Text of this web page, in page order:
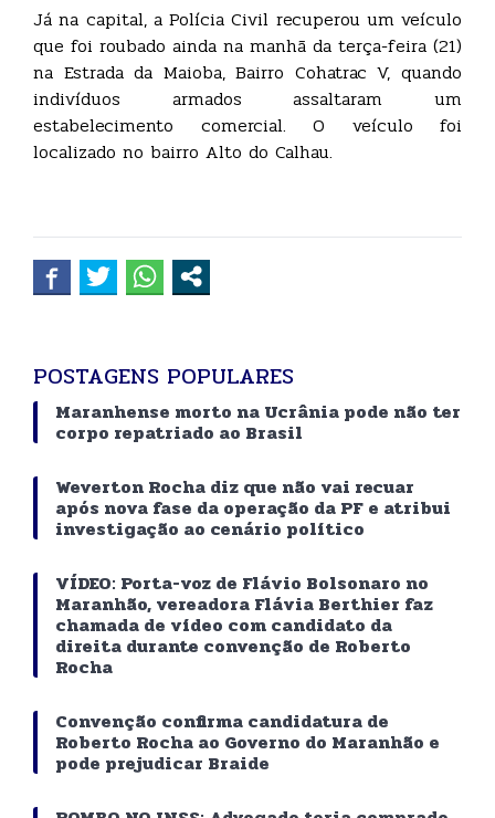
Já na capital, a Polícia Civil recuperou um veículo
que foi roubado ainda na manhã da terça-feira (21)
na Estrada da Maioba, Bairro Cohatrac V, quando
indivíduos armados assaltaram um
estabelecimento comercial. O veículo foi
localizado no bairro Alto do Calhau.
POSTAGENS POPULARES
Maranhense morto na Ucrânia pode não ter
corpo repatriado ao Brasil
Weverton Rocha diz que não vai recuar
após nova fase da operação da PF e atribui
investigação ao cenário político
VÍDEO: Porta-voz de Flávio Bolsonaro no
Maranhão, vereadora Flávia Berthier faz
chamada de vídeo com candidato da
direita durante convenção de Roberto
Rocha
Convenção confirma candidatura de
Roberto Rocha ao Governo do Maranhão e
pode prejudicar Braide